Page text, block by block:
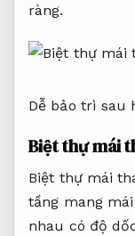
ràng.
Dễ bảo trì sau
Biệt thự mái
Biệt thự mái
tầng mang
nhau có độ